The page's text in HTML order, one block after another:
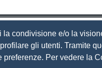
condivisione e/o la
gli utenti. Tramite
preferenze. Per vedere la